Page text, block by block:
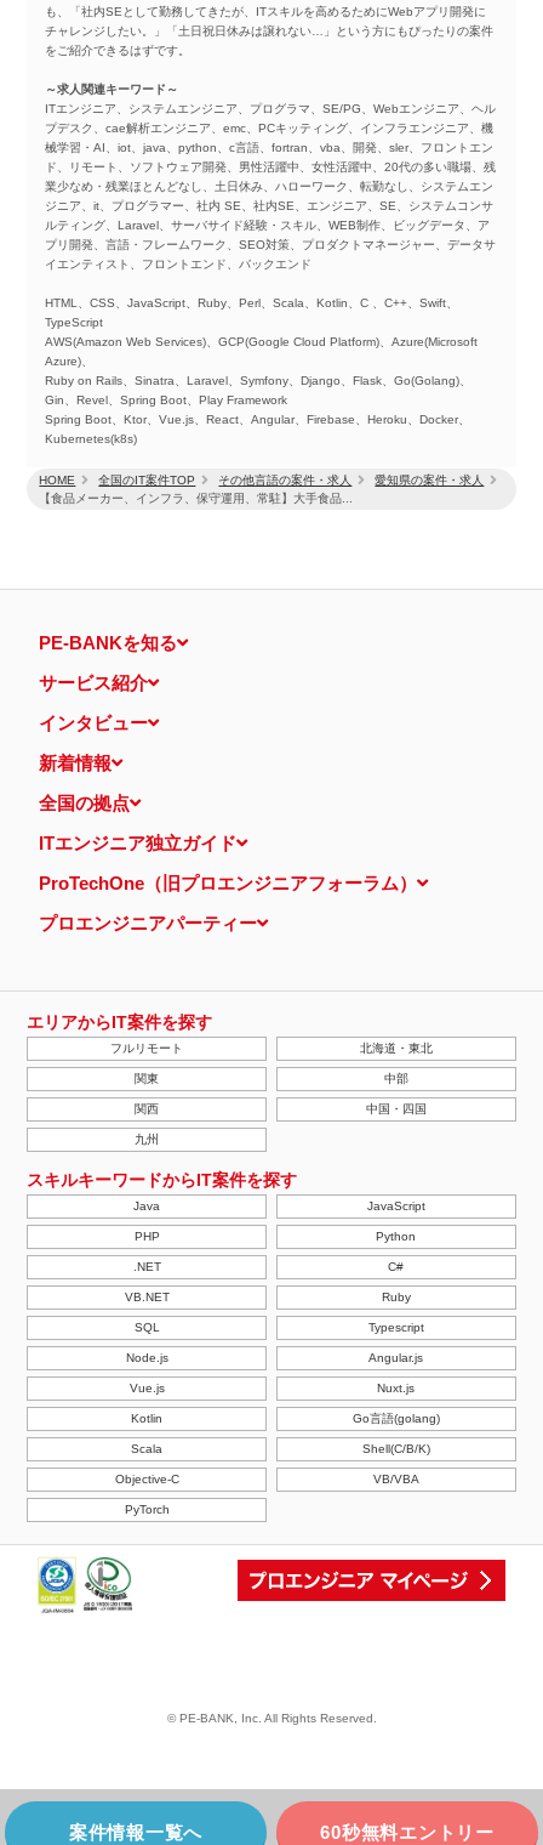
HOME 全国のIT案件TOP その他言語の案件・求人
愛知県の案件・求人
【食品メーカー、インフラ、保守運用、常駐】大手食品...
も、「社内SEとして勤務してきたが、ITスキルを高めるためにWebアプリ開発に
チャレンジしたい。」「土日祝日休みは譲れない…」という方にもぴったりの案件
をご紹介できるはずです。
～求人関連キーワード～
ITエンジニア、システムエンジニア、プログラマ、SE/PG、Webエンジニア、ヘル
プデスク、cae解析エンジニア、emc、PCキッティング、インフラエンジニア、機
械学習・AI、iot、java、python、c言語、fortran、vba、開発、sler、フロントエン
ド、リモート、ソフトウェア開発、男性活躍中、女性活躍中、20代の多い職場、残
業少なめ・残業ほとんどなし、土日休み、ハローワーク、転勤なし、システムエン
ジニア、it、プログラマー、社内 SE、社内SE、エンジニア、SE、システムコンサ
ルティング、Laravel、サーバサイド経験・スキル、WEB制作、ビッグデータ、ア
プリ開発、言語・フレームワーク、SEO対策、プロダクトマネージャー、データサ
イエンティスト、フロントエンド、バックエンド
HTML、CSS、JavaScript、Ruby、Perl、Scala、Kotlin、C 、C++、Swift、
TypeScript
AWS(Amazon Web Services)、GCP(Google Cloud Platform)、Azure(Microsoft
Azure)、
Ruby on Rails、Sinatra、Laravel、Symfony、Django、Flask、Go(Golang)、
Gin、Revel、Spring Boot、Play Framework
Spring Boot、Ktor、Vue.js、React、Angular、Firebase、Heroku、Docker、
Kubernetes(k8s)
PE-BANKを知る
サービス紹介
インタビュー
新着情報
全国の拠点
ITエンジニア独立ガイド
ProTechOne（旧プロエンジニアフォーラム）
プロエンジニアパーティー
エリアからIT案件を探す
フルリモート 北海道・東北
関東 中部
関西 中国・四国
九州
スキルキーワードからIT案件を探す
Java JavaScript
PHP Python
.NET C#
VB.NET Ruby
SQL Typescript
Node.js Angular.js
Vue.js Nuxt.js
Kotlin Go言語(golang)
Scala Shell(C/B/K)
Objective-C VB/VBA
PyTorch
© PE-BANK, Inc. All Rights Reserved.
案件情報一覧へ 60秒無料エントリー